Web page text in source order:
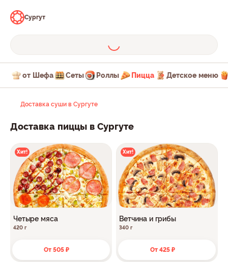
Сургут
от Шефа Сеты Роллы Пицца Детское меню
Доставка суши в Сургуте
Доставка пиццы в Сургуте
Хит!
Четыре мяса
420 г
От 505 ₽
Хит!
Ветчина и грибы
340 г
От 425 ₽